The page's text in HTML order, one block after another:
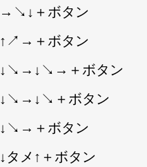
→↘↓＋ボタン
↑↗→＋ボタン
↓↘→↓↘→＋ボタン
↓↘→↓↘＋ボタン
↓↘→＋ボタン
↓タメ↑＋ボタン